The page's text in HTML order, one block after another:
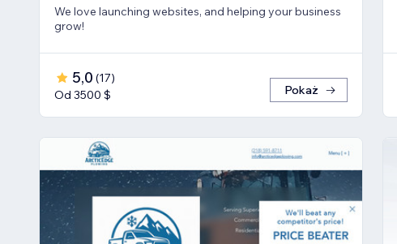
We love launching websites, and helping your business
grow!
5,0 (17)
Od 3500 $
Pokaż